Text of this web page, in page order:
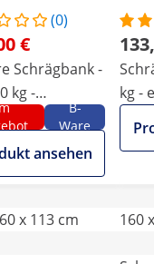
(0)
€
Schrägbank -
kg -
- 80 - 180°
- klappbar
B-
Ware
ansehen
kg -
x 113 cm
160